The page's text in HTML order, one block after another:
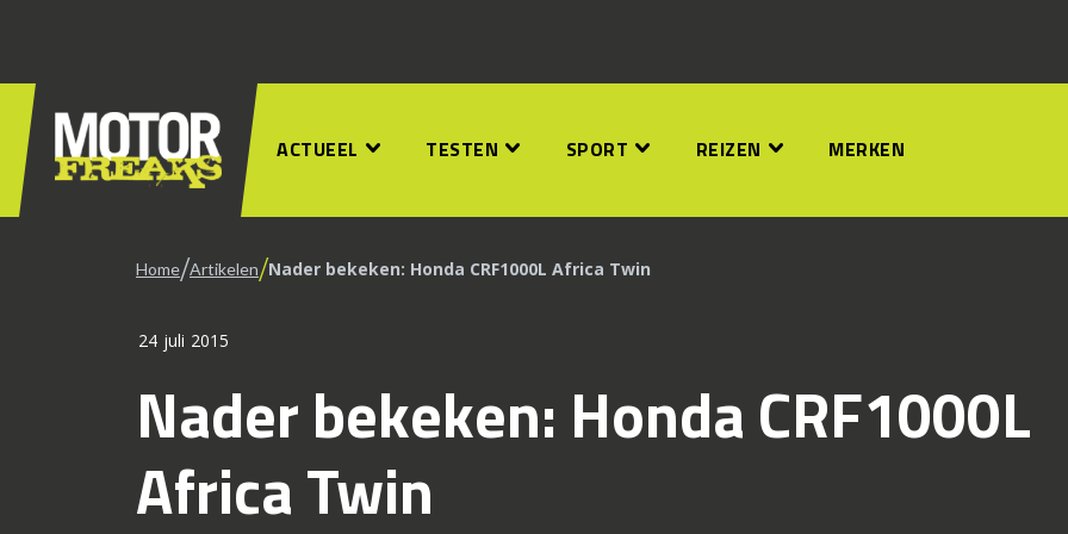
ACTUEEL TESTEN SPORT REIZEN MERKEN
Home/Artikelen/Nader bekeken: Honda CRF1000L Africa Twin
24 juli 2015
Nader bekeken: Honda CRF1000L
Africa Twin